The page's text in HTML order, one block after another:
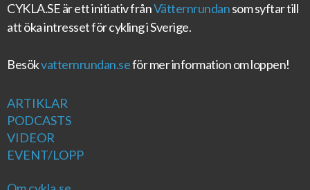
CYKLA.SEär ett initiativ frånVätternrundansom syftar till
att öka intresset för cykling i Sverige.
Besökvatternrundan.seför mer information om loppen!
ARTIKLAR
PODCASTS
VIDEOR
EVENT/LOPP